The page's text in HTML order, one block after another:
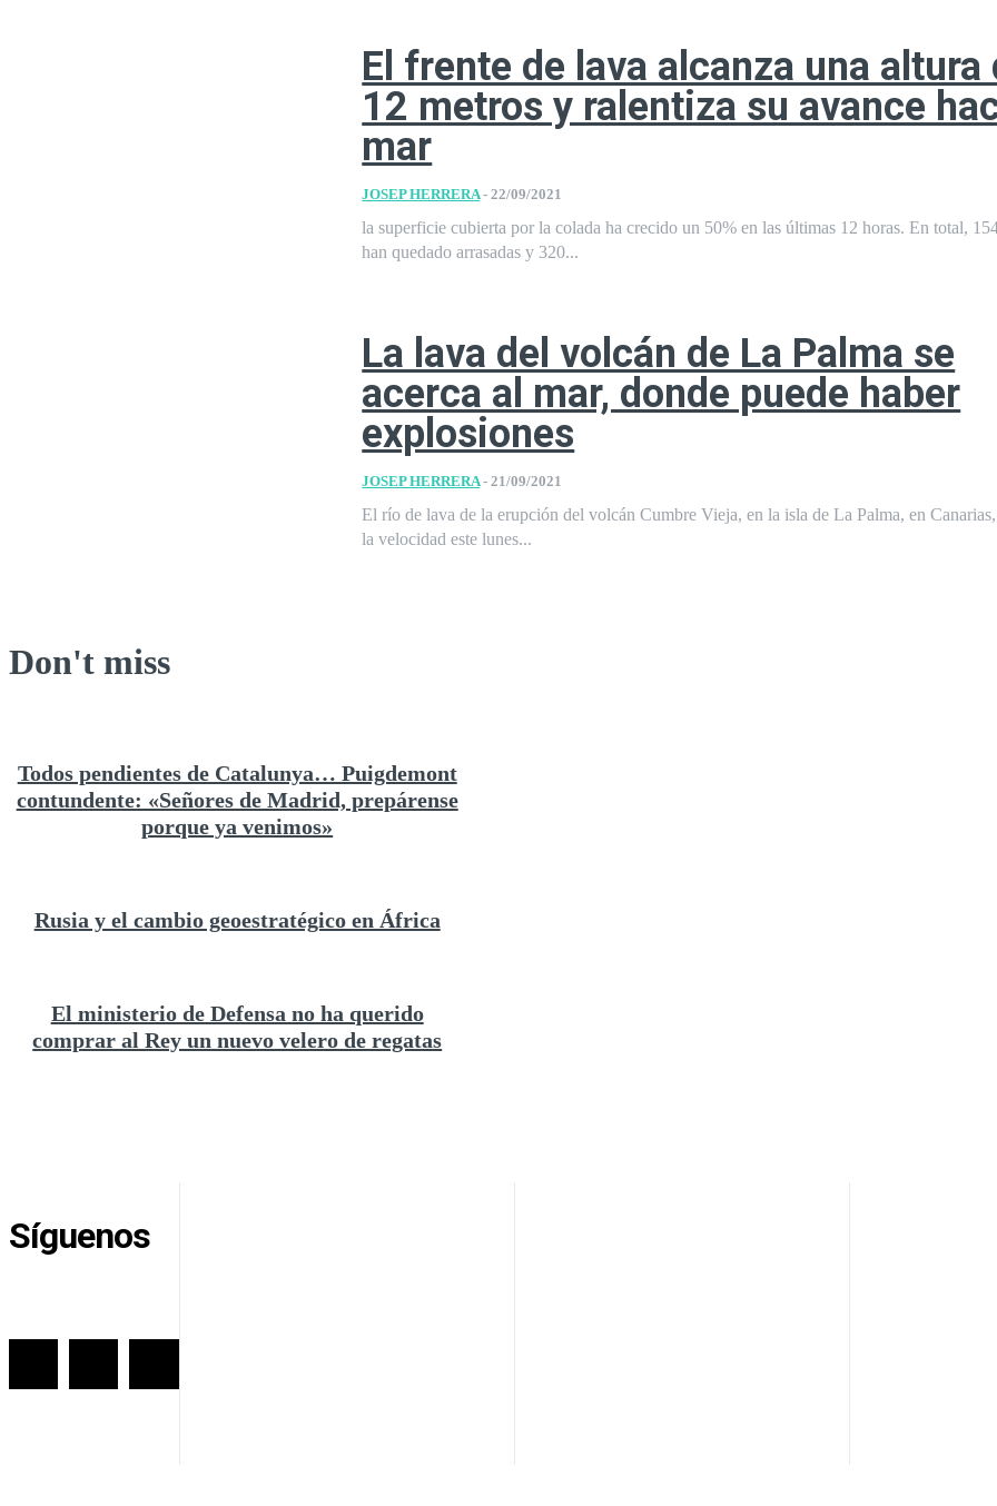
El frente de lava alcanza una altura
12 metros y ralentiza su avance
mar
JOSEP HERRERA - 22/09/2021
la superficie cubierta por la colada ha crecido un 50% en las últimas 12 horas. En total,
han quedado arrasadas y 320...
La lava del volcán de La Palma se
acerca al mar, donde puede haber
explosiones
JOSEP HERRERA - 21/09/2021
El río de lava de la erupción del volcán Cumbre Vieja, en la isla de La Palma, en
la velocidad este lunes...
Don't miss
Todos pendientes de Catalunya… Puigdemont
contundente: «Señores de Madrid, prepárense
porque ya venimos»
Rusia y el cambio geoestratégico en África
El ministerio de Defensa no ha querido
comprar al Rey un nuevo velero de regatas
Síguenos